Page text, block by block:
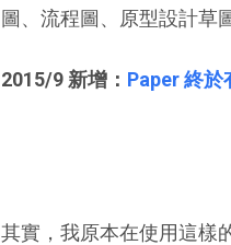
圖、流程圖、原型設計草
2015/9 新增： Paper 終於
其實，我原本在使用這樣